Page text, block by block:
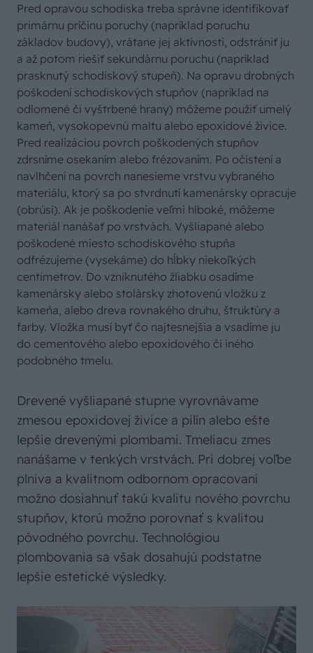
Pred opravou schodiska treba správne identifikovať
primárnu príčinu poruchy (napríklad poruchu
základov budovy), vrátane jej aktívnosti, odstrániť ju
a až potom riešiť sekundárnu poruchu (napríklad
prasknutý schodiskový stupeň). Na opravu drobných
poškodení schodiskových stupňov (napríklad na
odlomené či vyštrbené hrany) môžeme použiť umelý
kameň, vysokopevnú maltu alebo epoxidové živice.
Pred realizáciou povrch poškodených stupňov
zdrsníme osekaním alebo frézovaním. Po očistení a
navlhčení na povrch nanesieme vrstvu vybraného
materiálu, ktorý sa po stvrdnutí kamenársky opracuje
(obrúsi). Ak je poškodenie veľmi hlboké, môžeme
materiál nanášať po vrstvách. Vyšliapané alebo
poškodené miesto schodiskového stupňa
odfrézujeme (vysekáme) do hĺbky niekoľkých
centimetrov. Do vzniknutého žliabku osadíme
kamenársky alebo stolársky zhotovenú vložku z
kameňa, alebo dreva rovnakého druhu, štruktúry a
farby. Vložka musí byť čo najtesnejšia a vsadíme ju
do cementového alebo epoxidového či iného
podobného tmelu.
Drevené vyšliapané stupne vyrovnávame
zmesou epoxidovej živice a pilín alebo ešte
lepšie drevenými plombami. Tmeliacu zmes
nanášame v tenkých vrstvách. Pri dobrej voľbe
plniva a kvalitnom odbornom opracovaní
možno dosiahnuť takú kvalitu nového povrchu
stupňov, ktorú možno porovnať s kvalitou
pôvodného povrchu. Technológiou
plombovania sa však dosahujú podstatne
lepšie estetické výsledky.